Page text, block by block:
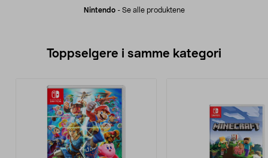
Nintendo- Se alle produktene
Toppselgere i samme kategori